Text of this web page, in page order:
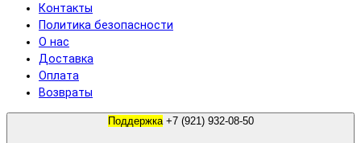
Контакты
Политика безопасности
О нас
Доставка
Оплата
Возвраты
Поддержка +7 (921) 932-08-50